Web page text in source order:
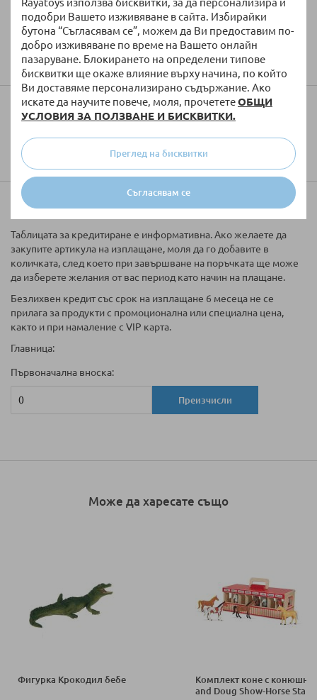
Rayatoys използва бисквитки, за да персонализира и
подобри Вашето изживяване в сайта. Избирайки
бутона “Съгласявам се”, можем да Ви предоставим по-
добро изживяване по време на Вашето онлайн
пазаруване. Блокирането на определени типове
бисквитки ще окаже влияние върху начина, по който
Ви доставяме персонализирано съдържание. Ако
искате да научите повече, моля, прочететеОБЩИ
УСЛОВИЯ ЗА ПОЛЗВАНЕ И БИСКВИТКИ.
Съгласявам се
Преглед на бисквитки
Изпратете
Колко ще струва доставката?
Купи на вноски
Таблицата за кредитиране е информативна. Ако желаете да
закупите артикула на изплащане, моля да го добавите в
количката, след което при завършване на поръчката ще може
да изберете желания от вас период като начин на плащане.
Безлихвен кредит със срок на изплащане 6 месеца не се
прилага за продукти с промоционална или специална цена,
както и при намаление с VIP карта.
Главница:
Първоначална вноска:
Преизчисли
Може да харесате също
Фигурка Крокодил бебе
Комплект коне с конюшна
and Doug Show-Horse